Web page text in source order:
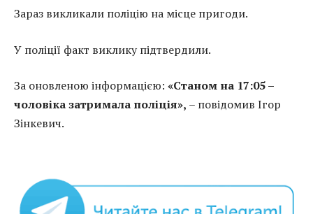
Зараз викликали поліцію на місце пригоди.
У поліції факт виклику підтвердили.
За оновленою інформацією: «Станом на 17:05 –
чоловіка затримала поліція», – повідомив Ігор
Зінкевич.